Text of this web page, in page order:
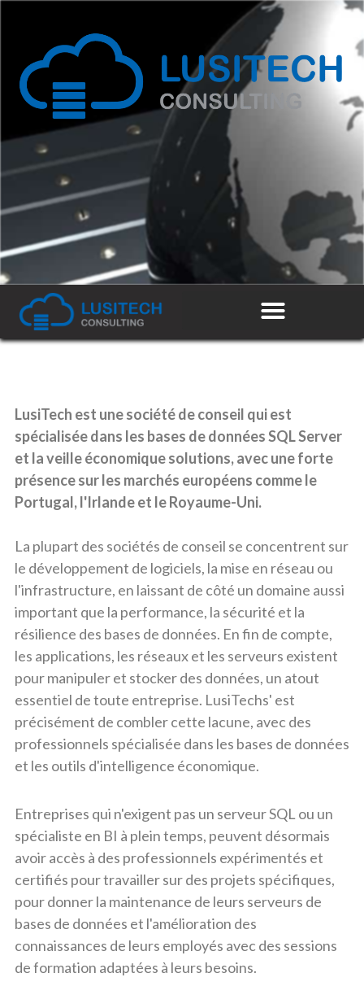
LusiTech est une société de conseil qui est
spécialisée dans les bases de données SQL Server
et la veille économique solutions, avec une forte
présence sur les marchés européens comme le
Portugal, l'Irlande et le Royaume-Uni.
La plupart des sociétés de conseil se concentrent sur
le développement de logiciels, la mise en réseau ou
l'infrastructure, en laissant de côté un domaine aussi
important que la performance, la sécurité et la
résilience des bases de données. En fin de compte,
les applications, les réseaux et les serveurs existent
pour manipuler et stocker des données, un atout
essentiel de toute entreprise. LusiTechs' est
précisément de combler cette lacune, avec des
professionnels spécialisée dans les bases de données
et les outils d'intelligence économique.
Entreprises qui n'exigent pas un serveur SQL ou un
spécialiste en BI à plein temps, peuvent désormais
avoir accès à des professionnels expérimentés et
certifiés pour travailler sur des projets spécifiques,
pour donner la maintenance de leurs serveurs de
bases de données et l'amélioration des
connaissances de leurs employés avec des sessions
de formation adaptées à leurs besoins.